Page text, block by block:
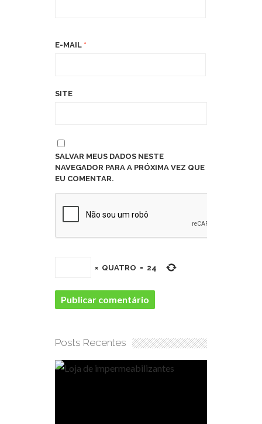
E-MAIL *
SITE
SALVAR MEUS DADOS NESTE
NAVEGADOR PARA A PRÓXIMA VEZ QUE
EU COMENTAR.
× QUATRO = 24
Posts Recentes